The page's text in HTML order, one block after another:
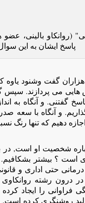
بالینی، عضو
پاسخ ایشان به این
گفت وشنود
هایی می پردازند.
گفتنی. و آنگاه به
و آنگاه با سعه
دهیم که تنها رنگ
شخصیت او است, در
است ؟ بیشتر
حتی اداری و
درون رشته روانکاوی
فراوانی را ایجاد
روشنگری کرده است,